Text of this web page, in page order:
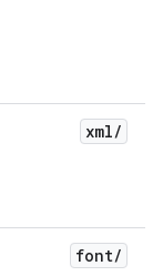
xml/
font/